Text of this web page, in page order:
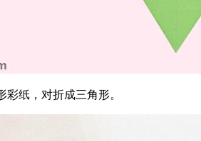
纸，对折成三角形。